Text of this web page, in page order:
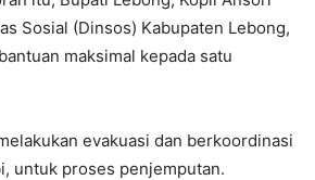
Sosial (Dinsos) Kabupaten Lebong,
maksimal kepada satu
evakuasi dan berkoordinasi
untuk proses penjemputan.